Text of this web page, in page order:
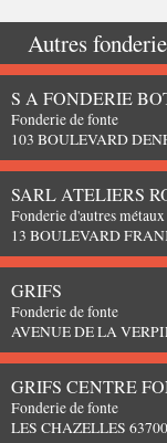
Autres
S A FONDERIE
Fonderie de fonte
103 BOULEVARD
SARL ATELIERS
Fonderie d'autres
13 BOULEVARD
GRIFS
Fonderie de fonte
AVENUE DE LA
GRIFS CENTRE
Fonderie de fonte
LES CHAZELLES